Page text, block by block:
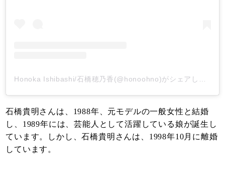
石橋貴明さんは、1988年、元モデルの一般女性と結婚
し、1989年には、芸能人として活躍している娘が誕生し
ています。しかし、石橋貴明さんは、1998年10月に離婚
しています。